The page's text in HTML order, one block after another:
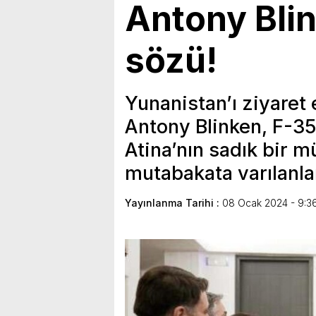
Antony
sözü!
Yunanistan’ı ziyaret
Antony Blinken, F-
Atina’nın sadık bir
mutabakata
Yayınlanma Tarihi : 08 Ocak 2024 -